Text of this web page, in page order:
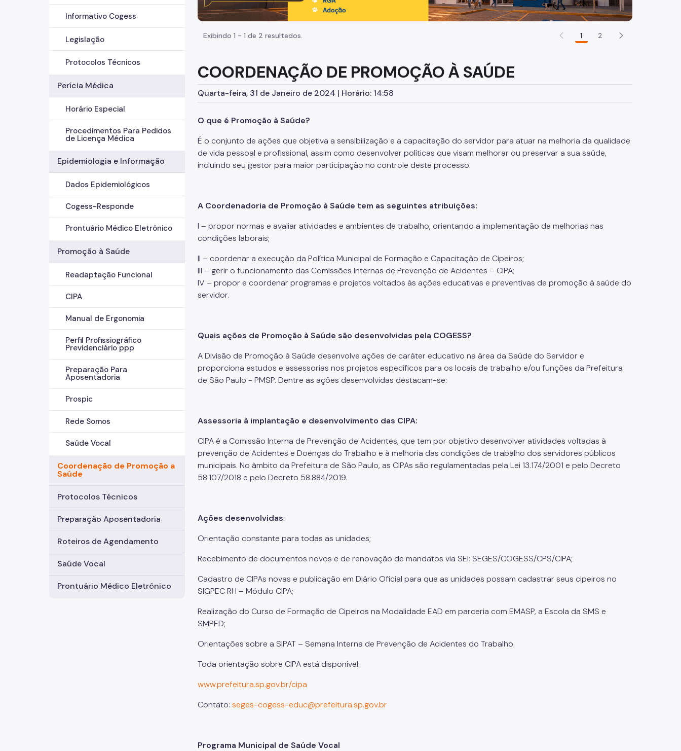
Informativo Cogess
Legislação
Protocolos Técnicos
Perícia Médica
Horário Especial
Procedimentos Para Pedidos
de Licença Médica
Epidemiologia e Informação
Dados Epidemiológicos
Cogess-Responde
Prontuário Médico Eletrônico
Promoção à Saúde
Readaptação Funcional
CIPA
Manual de Ergonomia
Perfil Profissiográfico
Previdenciário ppp
Preparação Para
Aposentadoria
Prospic
Rede Somos
Saúde Vocal
Coordenação de Promoção a
Saúde
Protocolos Técnicos
Preparação Aposentadoria
Roteiros de Agendamento
Saúde Vocal
Prontuário Médico Eletrônico
Exibindo 1 - 1 de 2 resultados. 1 2
COORDENAÇÃO DE PROMOÇÃO À SAÚDE
Quarta-feira, 31 de Janeiro de 2024 | Horário: 14:58
O que é Promoção à Saúde?
É o conjunto de ações que objetiva a sensibilização e a capacitação do servidor para atuar na melhoria da qualidade
de vida pessoal e profissional, assim como desenvolver políticas que visam melhorar ou preservar a sua saúde,
incluindo seu gestor para maior participação no controle deste processo.
A Coordenadoria de Promoção à Saúde tem as seguintes atribuições:
I – propor normas e avaliar atividades e ambientes de trabalho, orientando a implementação de melhorias nas
condições laborais;
II – coordenar a execução da Política Municipal de Formação e Capacitação de Cipeiros;
III – gerir o funcionamento das Comissões Internas de Prevenção de Acidentes – CIPA;
IV – propor e coordenar programas e projetos voltados às ações educativas e preventivas de promoção à saúde do
servidor.
Quais ações de Promoção à Saúde são desenvolvidas pela COGESS?
A Divisão de Promoção à Saúde desenvolve ações de caráter educativo na área da Saúde do Servidor e
proporciona estudos e assessorias nos projetos específicos para os locais de trabalho e/ou funções da Prefeitura
de São Paulo - PMSP. Dentre as ações desenvolvidas destacam-se:
Assessoria à implantação e desenvolvimento das CIPA:
CIPA é a Comissão Interna de Prevenção de Acidentes, que tem por objetivo desenvolver atividades voltadas à
prevenção de Acidentes e Doenças do Trabalho e à melhoria das condições de trabalho dos servidores públicos
municipais. No âmbito da Prefeitura de São Paulo, as CIPAs são regulamentadas pela Lei 13.174/2001 e pelo Decreto
58.107/2018 e pelo Decreto 58.884/2019.
Ações desenvolvidas:
Orientação constante para todas as unidades;
Recebimento de documentos novos e de renovação de mandatos via SEI: SEGES/COGESS/CPS/CIPA;
Cadastro de CIPAs novas e publicação em Diário Oficial para que as unidades possam cadastrar seus cipeiros no
SIGPEC RH – Módulo CIPA;
Realização do Curso de Formação de Cipeiros na Modalidade EAD em parceria com EMASP, a Escola da SMS e
SMPED;
Orientações sobre a SIPAT – Semana Interna de Prevenção de Acidentes do Trabalho.
Toda orientação sobre CIPA está disponível:
www.prefeitura.sp.gov.br/cipa
Contato: seges-cogess-educ@prefeitura.sp.gov.br
Programa Municipal de Saúde Vocal